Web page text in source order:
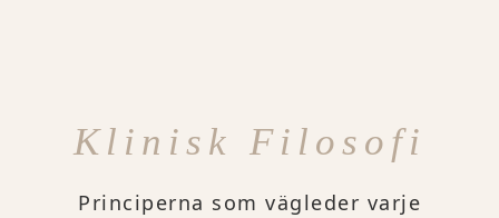
Klinisk Filosofi
Principerna som vägleder varje